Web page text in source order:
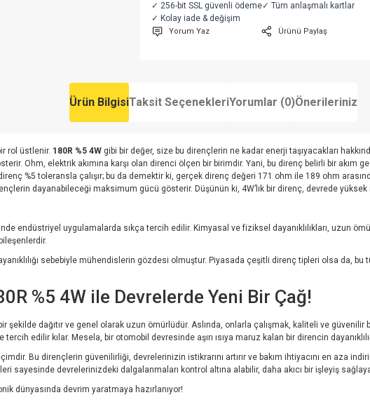
✓ 256-bit SSL güvenli ödeme✓ Tüm anlaşmalı kartlar
✓ Kolay iade & değişim
Yorum Yaz Ürünü Paylaş
Ürün BilgisiTaksit SeçenekleriYorumlar (0)Önerileriniz
rol üstlenir. 180R %5 4W gibi bir değer, size bu dirençlerin ne kadar enerji taşıyacakları
Ohm, elektrik akımına karşı olan direnci ölçen bir birimdir. Yani, bu direnç belirli bir akım
%5 toleransla çalışır; bu da demektir ki, gerçek direnç değeri 171 ohm ile 189 ohm
dayanabileceği maksimum gücü gösterir. Düşünün ki, 4W’lık bir direnç, devrede yüksek
endüstriyel uygulamalarda sıkça tercih edilir. Kimyasal ve fiziksel dayanıklılıkları, uzun
sebebiyle mühendislerin gözdesi olmuştur. Piyasada çeşitli direnç tipleri olsa da,
%5 4W ile Devrelerde Yeni Bir Çağ!
şekilde dağıtır ve genel olarak uzun ömürlüdür. Aslında, onlarla çalışmak, kaliteli ve
edilir kılar. Mesela, bir otomobil devresinde aşırı ısıya maruz kalan bir direncin
Bu dirençlerin güvenilirliği, devrelerinizin istikrarını artırır ve bakım ihtiyacını en aza
sayesinde devrelerinizdeki dalgalanmaları kontrol altına alabilir, daha akıcı bir işleyiş
dünyasında devrim yaratmaya hazırlanıyor!